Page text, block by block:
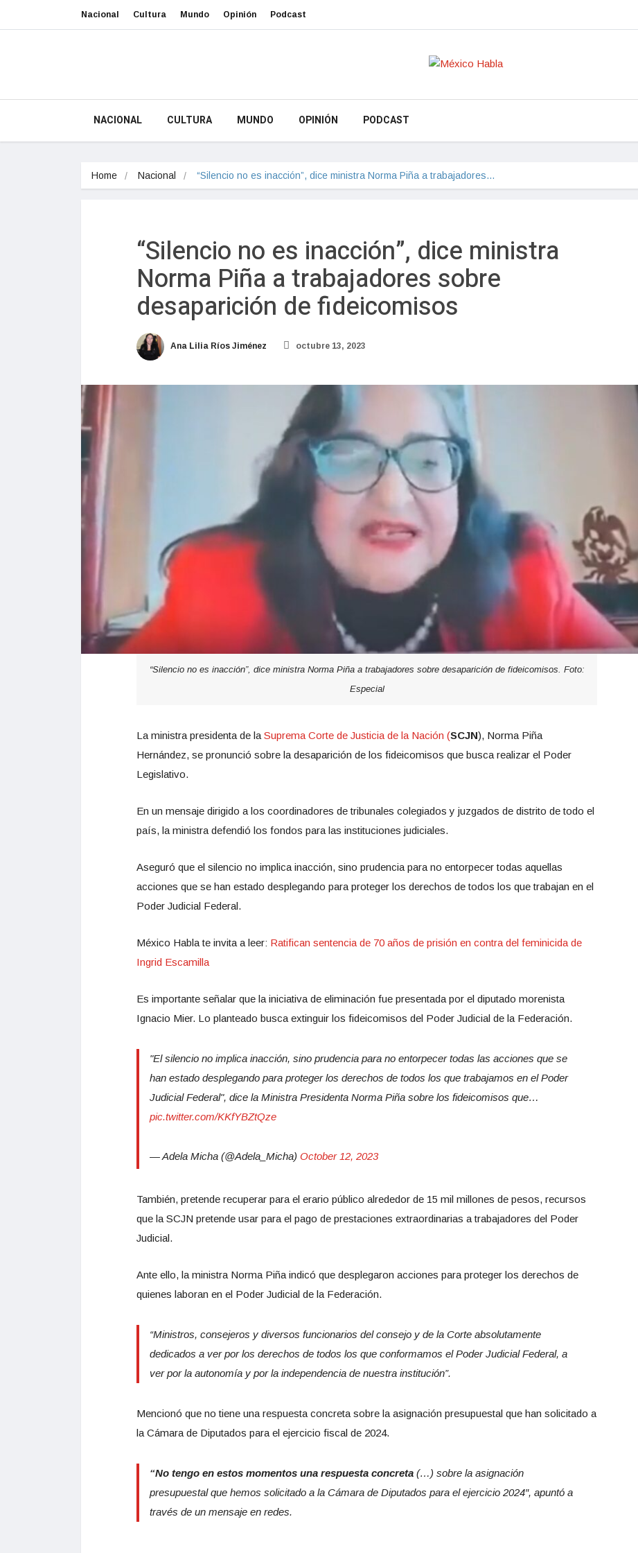
Nacional Cultura Mundo Opinión Podcast
NACIONAL CULTURA MUNDO OPINIÓN PODCAST
Home Nacional “Silencio no es inacción”, dice ministra Norma Piña a trabajadores…
“Silencio no es inacción”, dice ministra
Norma Piña a trabajadores sobre
desaparición de fideicomisos
Ana Lilia Ríos Jiménez octubre 13, 2023
“Silencio no es inacción”, dice ministra Norma Piña a trabajadores sobre desaparición de fideicomisos. Foto:
Especial
La ministra presidenta de la Suprema Corte de Justicia de la Nación (SCJN), Norma Piña
Hernández, se pronunció sobre la desaparición de los fideicomisos que busca realizar el Poder
Legislativo.
En un mensaje dirigido a los coordinadores de tribunales colegiados y juzgados de distrito de todo el
país, la ministra defendió los fondos para las instituciones judiciales.
Aseguró que el silencio no implica inacción, sino prudencia para no entorpecer todas aquellas
acciones que se han estado desplegando para proteger los derechos de todos los que trabajan en el
Poder Judicial Federal.
México Habla te invita a leer: Ratifican sentencia de 70 años de prisión en contra del feminicida de
Ingrid Escamilla
Es importante señalar que la iniciativa de eliminación fue presentada por el diputado morenista
Ignacio Mier. Lo planteado busca extinguir los fideicomisos del Poder Judicial de la Federación.
"El silencio no implica inacción, sino prudencia para no entorpecer todas las acciones que se
han estado desplegando para proteger los derechos de todos los que trabajamos en el Poder
Judicial Federal", dice la Ministra Presidenta Norma Piña sobre los fideicomisos que…
pic.twitter.com/KKfYBZtQze
— Adela Micha (@Adela_Micha) October 12, 2023
También, pretende recuperar para el erario público alrededor de 15 mil millones de pesos, recursos
que la SCJN pretende usar para el pago de prestaciones extraordinarias a trabajadores del Poder
Judicial.
Ante ello, la ministra Norma Piña indicó que desplegaron acciones para proteger los derechos de
quienes laboran en el Poder Judicial de la Federación.
“Ministros, consejeros y diversos funcionarios del consejo y de la Corte absolutamente
dedicados a ver por los derechos de todos los que conformamos el Poder Judicial Federal, a
ver por la autonomía y por la independencia de nuestra institución”.
Mencionó que no tiene una respuesta concreta sobre la asignación presupuestal que han solicitado a
la Cámara de Diputados para el ejercicio fiscal de 2024.
“No tengo en estos momentos una respuesta concreta (…) sobre la asignación
presupuestal que hemos solicitado a la Cámara de Diputados para el ejercicio 2024″, apuntó a
través de un mensaje en redes.